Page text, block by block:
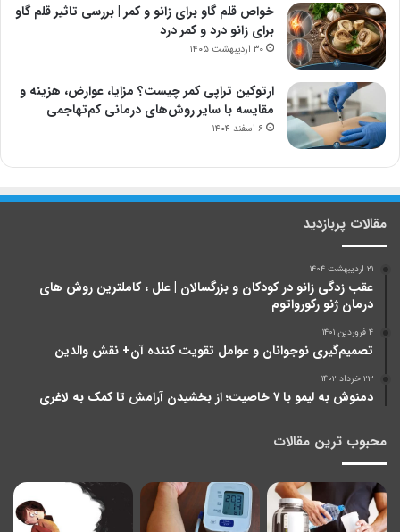
خواص قلم گاو برای زانو و کمر | بررسی تاثیر قلم گاو
برای زانو درد و کمر درد
۳۰ اردیبهشت ۱۴۰۵
ارتوکین تراپی کمر چیست؟ مزایا، عوارض، هزینه و
مقایسه با سایر روش‌های درمانی کم‌تهاجمی
۶ اسفند ۱۴۰۴
مقالات پربازدید
۲۱ اردیبهشت ۱۴۰۴
عقب زدگی زانو در کودکان و بزرگسالان | علل ، کاملترین روش های
درمان ژنو رکورواتوم
۴ فروردین ۱۴۰۱
تصمیم‌گیری نوجوانان و عوامل تقویت کننده آن+ نقش والدین
۲۳ خرداد ۱۴۰۲
دمنوش به لیمو با ۷ خاصیت؛ از بخشیدن آرامش تا کمک به لاغری
محبوب ترین مقالات